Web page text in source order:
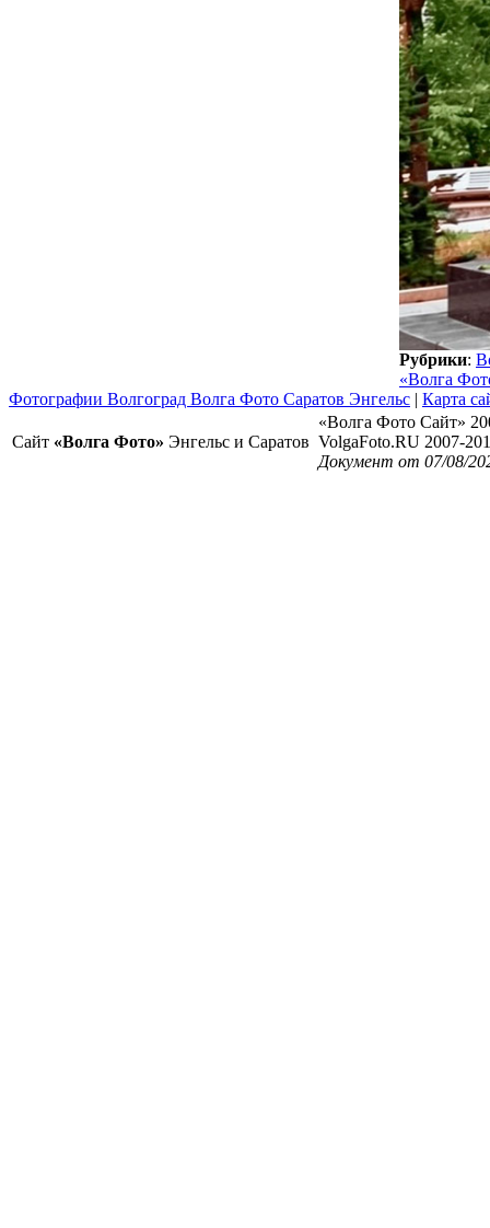
Рубрики:
«Волга
Фотографии Волгоград Волга Фото Саратов Энгельс | Карта
Сайт «Волга Фото» Энгельс и Саратов
«Волга Фото Сайт»
VolgaFoto.RU 2007-
Документ от 07/08/